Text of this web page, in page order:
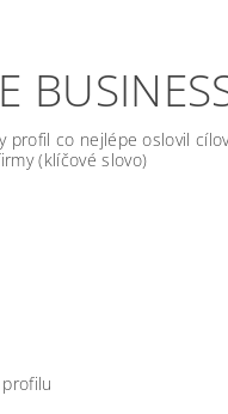
co nejlépe oslovil
(klíčové slovo)